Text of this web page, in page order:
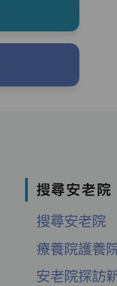
搜尋安老院
搜尋安老院
療養院護養
安老院探訪